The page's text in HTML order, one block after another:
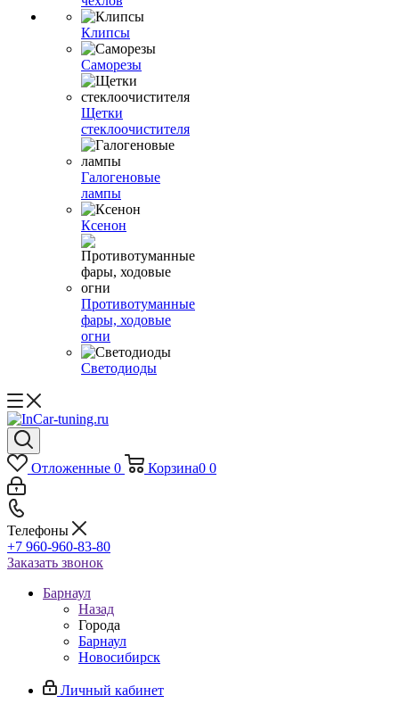
Клипсы
Саморезы
Щетки
стеклоочистителя
Галогеновые
лампы
Ксенон
Противотуманные
фары, ходовые
огни
Светодиоды
Отложенные 0 Корзина0 0
Телефоны
+7 960-960-83-80
Заказать звонок
Барнаул
Назад
Города
Барнаул
Новосибирск
Личный кабинет